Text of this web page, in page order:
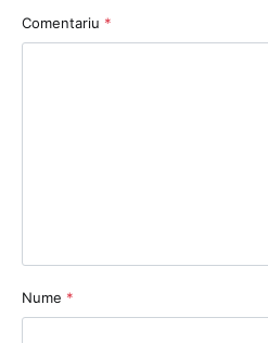
Comentariu *
Nume *